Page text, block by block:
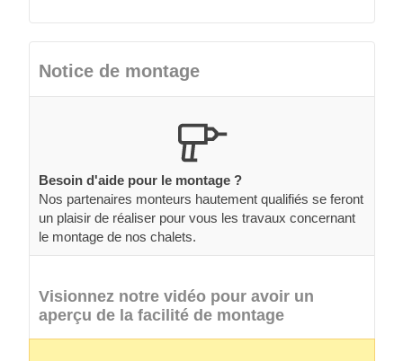
Notice de montage
Besoin d'aide pour le montage ?
Nos partenaires monteurs hautement qualifiés se feront
un plaisir de réaliser pour vous les travaux concernant
le montage de nos chalets.
Visionnez notre vidéo pour avoir un
aperçu de la facilité de montage